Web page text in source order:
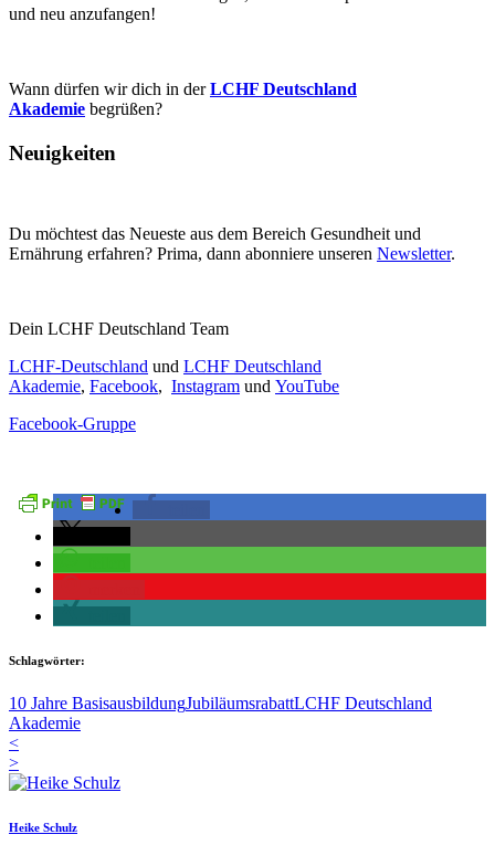
und neu anzufangen!
Wann dürfen wir dich in derLCHF Deutschland
Akademie begrüßen?
Neuigkeiten
Du möchtest das Neueste aus dem Bereich Gesundheit und
Ernährung erfahren? Prima, dann abonniere unseren Newsletter.
Dein LCHF Deutschland Team
LCHF-Deutschland und LCHF Deutschland
Akademie, Facebook, Instagram und YouTube
Facebook-Gruppe
Schlagwörter:
10 Jahre BasisausbildungJubiläumsrabattLCHF Deutschland
Akademie
<
>
Heike Schulz